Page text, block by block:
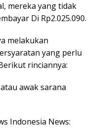
mereka yang tidak
Di Rp2.025.090.
melakukan
yang perlu
rinciannya:
awak sarana
Indonesia News: